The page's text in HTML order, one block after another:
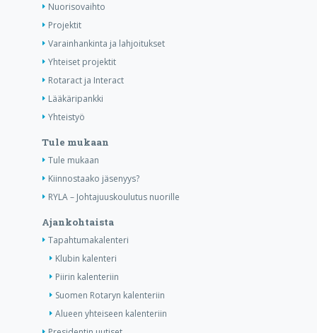
Nuorisovaihto
Projektit
Varainhankinta ja lahjoitukset
Yhteiset projektit
Rotaract ja Interact
Lääkäripankki
Yhteistyö
Tule mukaan
Tule mukaan
Kiinnostaako jäsenyys?
RYLA – Johtajuuskoulutus nuorille
Ajankohtaista
Tapahtumakalenteri
Klubin kalenteri
Piirin kalenteriin
Suomen Rotaryn kalenteriin
Alueen yhteiseen kalenteriin